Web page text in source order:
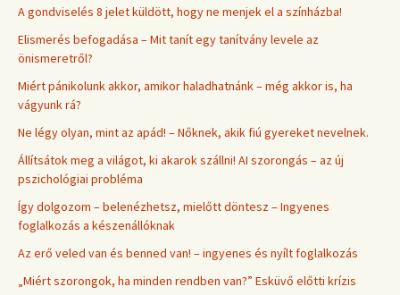
A gondviselés 8 jelet küldött, hogy ne menjek el a színházba!
Elismerés befogadása – Mit tanít egy tanítvány levele az
önismeretről?
Miért pánikolunk akkor, amikor haladhatnánk – még akkor is, ha
vágyunk rá?
Ne légy olyan, mint az apád! – Nőknek, akik fiú gyereket nevelnek.
Állítsátok meg a világot, ki akarok szállni! AI szorongás – az új
pszichológiai probléma
Így dolgozom – belenézhetsz, mielőtt döntesz – Ingyenes
foglalkozás a készenállóknak
Az erő veled van és benned van! – ingyenes és nyílt foglalkozás
„Miért szorongok, ha minden rendben van?” Esküvő előtti krízis